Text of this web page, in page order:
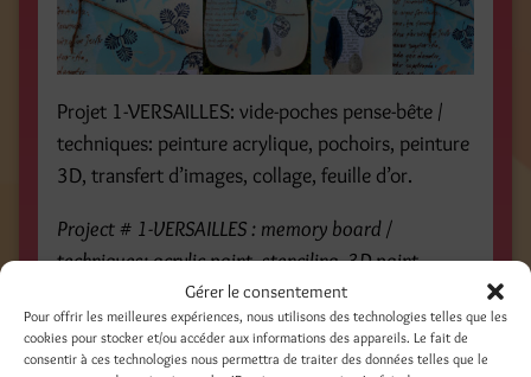
Gérer le consentement
Pour offrir les meilleures expériences, nous utilisons des technologies telles que les
cookies pour stocker et/ou accéder aux informations des appareils. Le fait de
consentir à ces technologies nous permettra de traiter des données telles que le
Projet 1-VERSAILLES: vide-poches pense-bête /
techniques: peinture acrylique, pochoirs, peinture
3D, transfert d’images, collage, feuille d’or.
Project # 1-VERSAILLES : memory board /
techniques: acrylic paint, stenciling, 3D paint,
image transfer, decoupage, golden leaf
Projet 2- PROVENCE: assiette décorative